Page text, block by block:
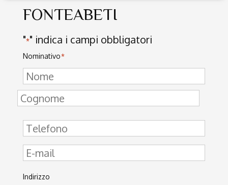
FONTEABETI
"*" indica i campi obbligatori
Nominativo*
Indirizzo